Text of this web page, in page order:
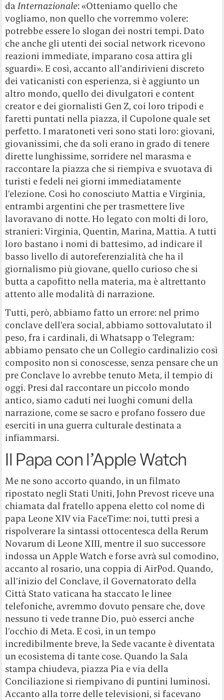
daInternazionale: «Otteniamo quello che
vogliamo, non quello che vorremmo volere:
potrebbe essere lo slogan dei nostri tempi. Dato
che anche gli utenti dei social network ricevono
reazioni immediate, imparano cosa attira gli
sguardi». E così, accanto all’andirivieni discreto
dei vaticanisti con esperienza, si è aggiunto un
altro mondo, quello dei divulgatori e content
creator e dei giornalisti Gen Z, coi loro tripodi e
faretti puntati nella piazza, il Cupolone quale set
perfetto. I maratoneti veri sono stati loro: giovani,
giovanissimi, che da soli erano in grado di tenere
dirette lunghissime, sorridere nel marasma e
raccontare la piazza che si riempiva e svuotava di
turisti e fedeli nei giorni immediatamente
l’elezione. Così ho conosciuto Mattia e Virginia,
entrambi argentini che per trasmettere live
lavoravano di notte. Ho legato con molti di loro,
stranieri: Virginia, Quentin, Marina, Mattia. A tutti
loro bastano i nomi di battesimo, ad indicare il
basso livello di autoreferenzialità che ha il
giornalismo più giovane, quello curioso che si
butta a capofitto nella materia, ma è altrettanto
attento alle modalità di narrazione.
Tutti, però, abbiamo fatto un errore: nel primo
conclave dell’era social, abbiamo sottovalutato il
peso, fra i cardinali, di Whatsapp o Telegram:
abbiamo pensato che un Collegio cardinalizio così
composito non si conoscesse, senza pensare che un
pre Conclave lo avrebbe tenuto Meta, il tempio di
oggi. Presi dal raccontare un piccolo mondo
antico, siamo caduti nei luoghi comuni della
narrazione, come se sacro e profano fossero due
eserciti in una guerra culturale destinata a
infiammarsi.
Il Papa con l’Apple Watch
Me ne sono accorto quando, in un filmato
ripostato negli Stati Uniti, John Prevost riceve una
chiamata dal fratello appena eletto col nome di
papa Leone XIV via FaceTime: noi, tutti presi a
rispolverare la sintassi ottocentesca della Rerum
Novarum di Leone XIII, mentre il suo successore
indossa un Apple Watch e forse avrà sul comodino,
accanto al rosario, una coppia di AirPod. Quando,
all’inizio del Conclave, il Governatorato della
Città Stato vaticana ha staccato le linee
telefoniche, avremmo dovuto pensare che, dove
nessuno ti vede tranne Dio, può esserci anche
l’occhio di Meta. E così, in un tempo
incredibilmente breve, la Sede vacante è diventata
un ecosistema di tante cose. Quando la Sala
stampa chiudeva, piazza Pia e via della
Conciliazione si riempivano di puntini luminosi.
Accanto alla torre delle televisioni, si facevano